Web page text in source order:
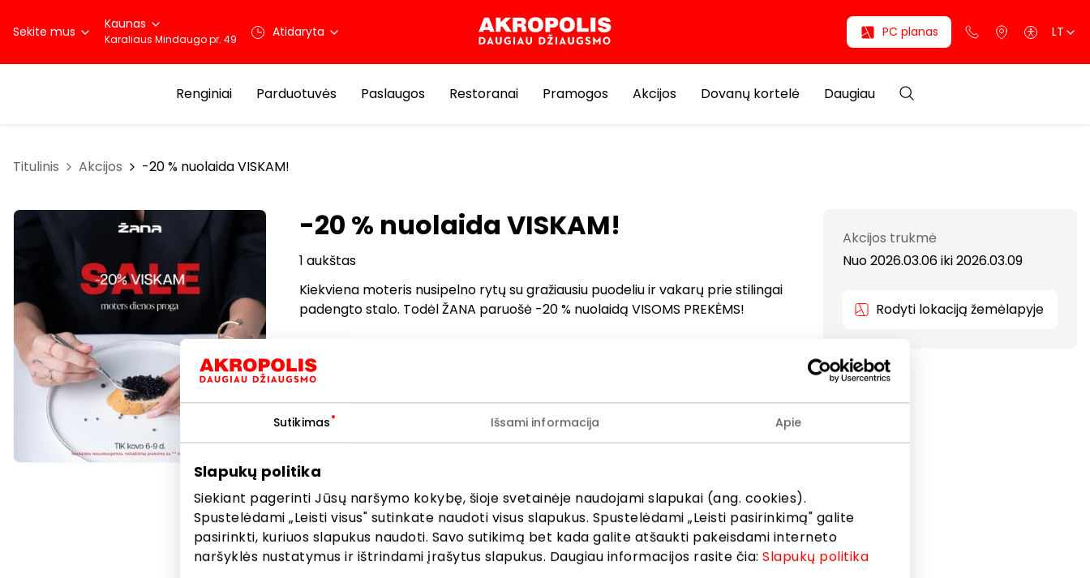
Sutikimas Išsami informacija Apie
Slapukų politika
Siekiant pagerinti Jūsų naršymo kokybę, šioje svetainėje naudojami slapukai (ang. cookies).
Spustelėdami „Leisti visus" sutinkate naudoti visus slapukus. Spustelėdami „Leisti pasirinkimą" galite
pasirinkti, kuriuos slapukus naudoti. Savo sutikimą bet kada galite atšaukti pakeisdami interneto
naršyklės nustatymus ir ištrindami įrašytus slapukus. Daugiau informacijos rasite čia:Slapukų politika
Sekite mus Kaunas
Karaliaus Mindaugo pr. 49 Atidaryta PC planas LT
Renginiai Parduotuvės Paslaugos Restoranai Pramogos Akcijos Dovanų kortelė Daugiau
Titulinis Akcijos -20 % nuolaida VISKAM!
-20 % nuolaida VISKAM!
1 aukštas
Kiekviena moteris nusipelno rytų su gražiausiu puodeliu ir vakarų prie stilingai
padengto stalo. Todėl ŽANA paruošė -20 % nuolaidą VISOMS PREKĖMS!
kuriuose gera būti. Pasiūlymas galioja tik 03.06-03.09 d.!
Nuolaidos nesumuojamos, netaikoma prekėms su ** ir NETO ženklu.
Akcijos trukmė
Nuo 2026.03.06iki2026.03.09
Rodyti lokaciją žemėlapyje